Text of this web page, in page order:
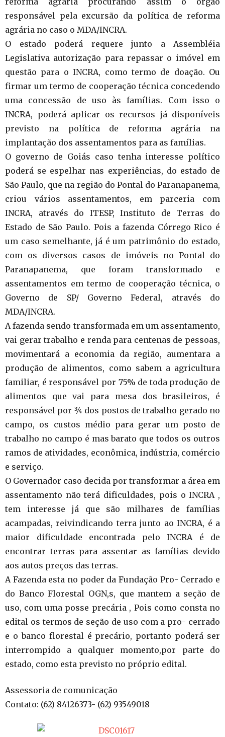
responsável pela excursão da política de reforma
agrária no caso o MDA/INCRA.
O estado poderá requere junto a Assembléia
Legislativa autorização para repassar o imóvel em
questão para o INCRA, como termo de doação. Ou
firmar um termo de cooperação técnica concedendo
uma concessão de uso às famílias. Com isso o
INCRA, poderá aplicar os recursos já disponíveis
previsto na política de reforma agrária na
implantação dos assentamentos para as famílias.
O governo de Goiás caso tenha interesse político
poderá se espelhar nas experiências, do estado de
São Paulo, que na região do Pontal do Paranapanema,
criou vários assentamentos, em parceria com
INCRA, através do ITESP, Instituto de Terras do
Estado de São Paulo. Pois a fazenda Córrego Rico é
um caso semelhante, já é um patrimônio do estado,
com os diversos casos de imóveis no Pontal do
Paranapanema, que foram transformado e
assentamentos em termo de cooperação técnica, o
Governo de SP/ Governo Federal, através do
MDA/INCRA.
A fazenda sendo transformada em um assentamento,
vai gerar trabalho e renda para centenas de pessoas,
movimentará a economia da região, aumentara a
produção de alimentos, como sabem a agricultura
familiar, é responsável por 75% de toda produção de
alimentos que vai para mesa dos brasileiros, é
responsável por ¾ dos postos de trabalho gerado no
campo, os custos médio para gerar um posto de
trabalho no campo é mas barato que todos os outros
ramos de atividades, econômica, indústria, comércio
e serviço.
O Governador caso decida por transformar a área em
assentamento não terá dificuldades, pois o INCRA ,
tem interesse já que são milhares de famílias
acampadas, reivindicando terra junto ao INCRA, é a
maior dificuldade encontrada pelo INCRA é de
encontrar terras para assentar as famílias devido
aos autos preços das terras.
A Fazenda esta no poder da Fundação Pro- Cerrado e
do Banco Florestal OGN,s, que mantem a seção de
uso, com uma posse precária , Pois como consta no
edital os termos de seção de uso com a pro- cerrado
e o banco florestal é precário, portanto poderá ser
interrompido a qualquer momento,por parte do
estado, como esta previsto no próprio edital.
Assessoria de comunicação
Contato: (62) 84126373- (62) 93549018